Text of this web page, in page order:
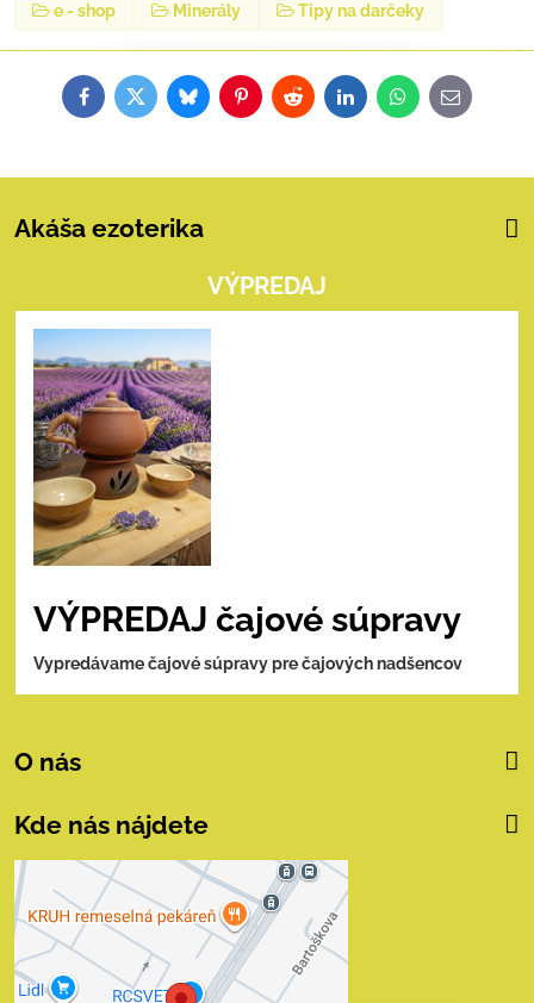
e - shop Minerály Tipy na darčeky
FacebookTwitterBlueskyPinterestRedditLinkedInWhatsApp
E-
mail
Akáša ezoterika
VÝPREDAJ
VÝPREDAJ čajové súpravy
Vypredávame čajové súpravy pre čajových nadšencov
O nás
Kde nás nájdete
Externý obsah je
blokovaný Voľbami
súkromia